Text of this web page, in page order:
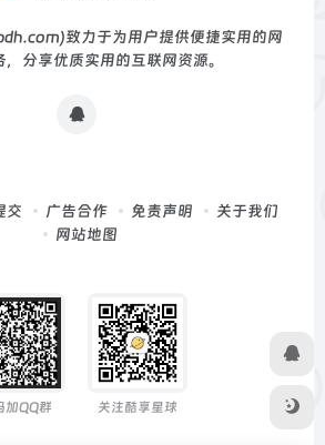
致力于为用户提供便捷实用的网
分享优质实用的互联网资源。
交 广告合作 免责声明
关于我们
网站地图
加QQ群 关注酷享星球